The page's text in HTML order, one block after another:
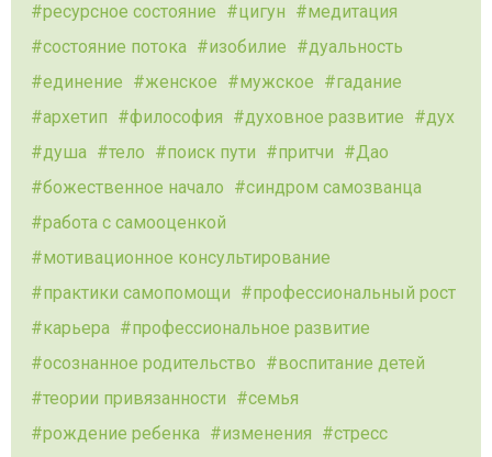
ресурсное состояние
цигун
медитация
состояние потока
изобилие
дуальность
единение
женское мужское
гадание
архетип
философия духовное развитие
дух
душа
тело поиск пути притчи
Дао
божественное начало
синдром самозванца
работа с самооценкой
мотивационное консультирование
практики самопомощи
профессиональный рост
карьера
профессиональное развитие
осознанное родительство
воспитание детей
теории привязанности
семья
рождение ребенка
изменения
стресс